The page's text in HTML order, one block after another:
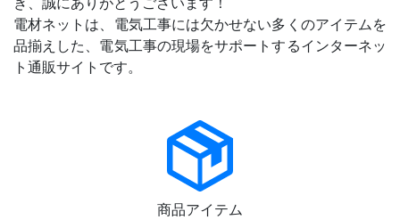
電材ネットは、電気工事には欠かせない多くのアイテムを
品揃えした、電気工事の現場をサポートするインターネッ
ト通販サイトです。
商品アイテム